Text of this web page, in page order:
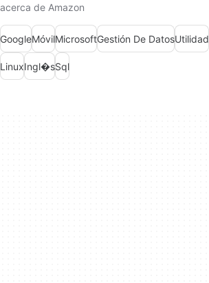
acerca de Amazon
GoogleMóvilMicrosoftGestión De DatosUtilidad
LinuxIngl�sSql